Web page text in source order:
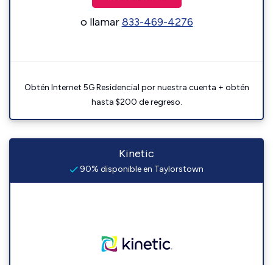
o llamar833-469-4276
Obtén Internet 5G Residencial por nuestra cuenta + obtén
hasta $200 de regreso.
Kinetic
90% disponible en Taylorstown